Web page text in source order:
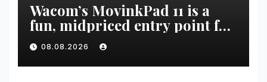
Wacom’s MovinkPad 11 is a
fun, midpriced entry point for
digital artists | VseTime.ru
08.08.2026